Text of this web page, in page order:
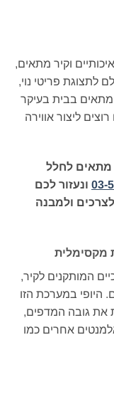
וקיר מתאים,
לתצוגת פריטי נוי,
בבית בעיקר
ליצור אווירה
מתאים לחלל
ונעזור לכם
ולמבנה
מקסימלית
המותקנים לקיר,
היופי במערכת הזו
את גובה המדפים,
אחרים כמו